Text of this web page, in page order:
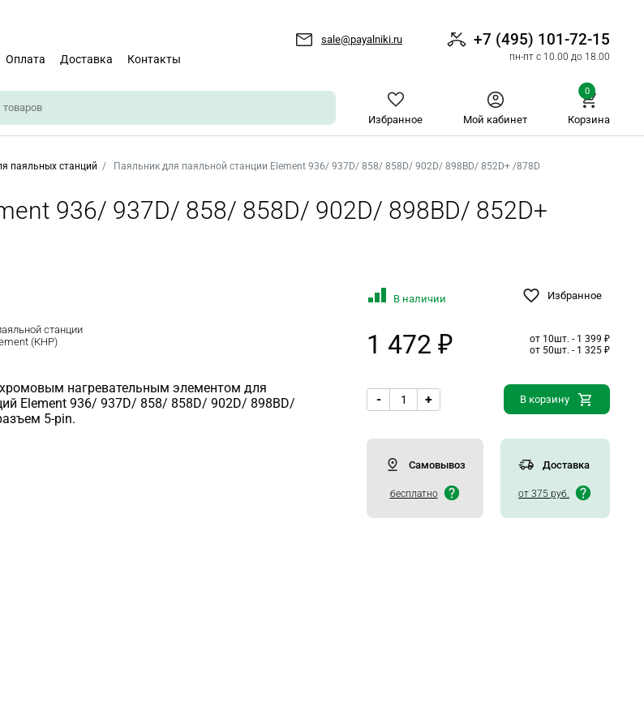
Оплата Доставка Контакты
sale@payalniki.ru +7 (495) 101-72-15
пн-пт с 10.00 до 18.00
Избранное
Мой кабинет Корзина
0
паяльных станций Паяльник для паяльной станции Element 936/ 937D/ 858/ 858D/ 902D/ 898BD/ 852D+ /878D
936/ 937D/ 858/ 858D/ 902D/ 898BD/ 852D+
В наличии Избранное
1 472 ₽
от 10шт. - 1 399 ₽
от 50шт. - 1 325 ₽
- + В корзину
Самовывоз
бесплатно
Доставка
от 375 руб.
станции
(КНР)
нагревательным элементом для
Element 936/ 937D/ 858/ 858D/ 902D/ 898BD/
5-pin.